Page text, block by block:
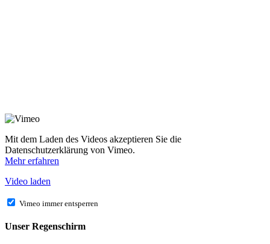
Mit dem Laden des Videos akzeptieren Sie die
Datenschutzerklärung von Vimeo.
Mehr erfahren
Video laden
Vimeo immer entsperren
Unser Regenschirm